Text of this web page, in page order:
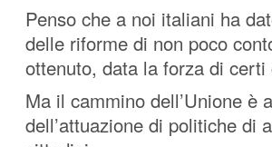
Penso che a noi italiani ha
delle riforme di non poco
ottenuto, data la forza di
Ma il cammino dell’Unione è
dell’attuazione di politiche di